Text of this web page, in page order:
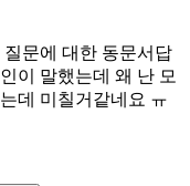
문에 대한 동문서답
이 말했는데 왜 난 모
데 미칠거같네요 ㅠ